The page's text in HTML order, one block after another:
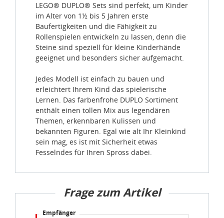
LEGO® DUPLO® Sets sind perfekt, um Kinder
im Alter von 1½ bis 5 Jahren erste
Baufertigkeiten und die Fähigkeit zu
Rollenspielen entwickeln zu lassen, denn die
Steine sind speziell für kleine Kinderhände
geeignet und besonders sicher aufgemacht.
Jedes Modell ist einfach zu bauen und
erleichtert Ihrem Kind das spielerische
Lernen. Das farbenfrohe DUPLO Sortiment
enthält einen tollen Mix aus legendären
Themen, erkennbaren Kulissen und
bekannten Figuren. Egal wie alt Ihr Kleinkind
sein mag, es ist mit Sicherheit etwas
Fesselndes für Ihren Spross dabei.
Frage zum Artikel
Empfänger